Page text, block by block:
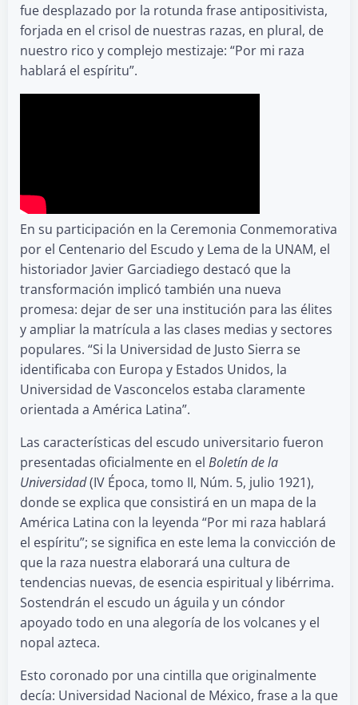
fue desplazado por la rotunda frase antipositivista,
forjada en el crisol de nuestras razas, en plural, de
nuestro rico y complejo mestizaje: “Por mi raza
hablará el espíritu”.
En su participación en la Ceremonia Conmemorativa
por el Centenario del Escudo y Lema de la UNAM, el
historiador Javier Garciadiego destacó que la
transformación implicó también una nueva
promesa: dejar de ser una institución para las élites
y ampliar la matrícula a las clases medias y sectores
populares. “Si la Universidad de Justo Sierra se
identificaba con Europa y Estados Unidos, la
Universidad de Vasconcelos estaba claramente
orientada a América Latina”.
Las características del escudo universitario fueron
presentadas oficialmente en el Boletín de la
Universidad(IV Época, tomo II, Núm. 5, julio 1921),
donde se explica que consistirá en un mapa de la
América Latina con la leyenda “Por mi raza hablará
el espíritu”; se significa en este lema la convicción de
que la raza nuestra elaborará una cultura de
tendencias nuevas, de esencia espiritual y libérrima.
Sostendrán el escudo un águila y un cóndor
apoyado todo en una alegoría de los volcanes y el
nopal azteca.
Esto coronado por una cintilla que originalmente
decía: Universidad Nacional de México, frase a la que